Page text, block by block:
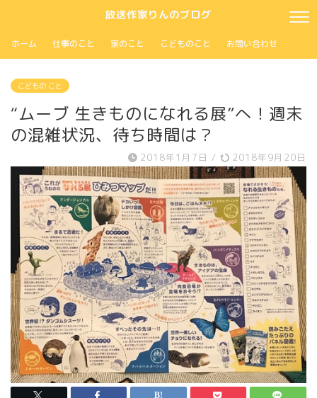
放送作家りんのブログ
ホーム 仕事のこと 家のこと こどものこと お問い合わせ
こどもの こと
“ムーブ 生きものになれる展”へ！週末
の混雑状況、待ち時間は？
2018年1月7日 / 2018年9月20日